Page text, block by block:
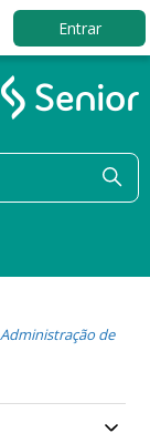
Entrar
de